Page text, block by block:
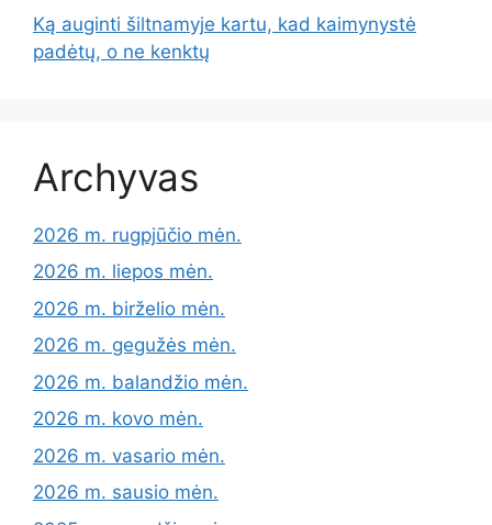
Ką auginti šiltnamyje kartu, kad kaimynystė
padėtų, o ne kenktų
Archyvas
2026 m. rugpjūčio mėn.
2026 m. liepos mėn.
2026 m. birželio mėn.
2026 m. gegužės mėn.
2026 m. balandžio mėn.
2026 m. kovo mėn.
2026 m. vasario mėn.
2026 m. sausio mėn.